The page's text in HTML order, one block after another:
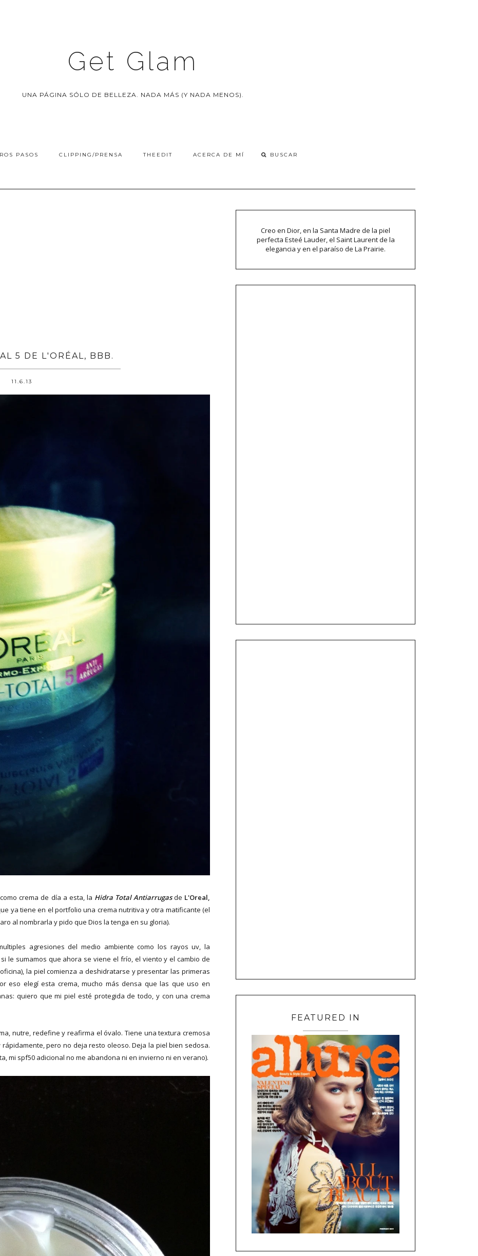
Get Glam
UNA PÁGINA SÓLO DE BELLEZA. NADA MÁS (Y NADA MENOS).
PASOS CLIPPING/PRENSA THEEDIT ACERCA DE MÍ
5 DE L'ORÉAL, BBB.
11.6.13
crema de día a esta, la Hidra Total Antiarrugasde L'Oreal,
ya tiene en el portfolio una crema nutritiva y otra matificante (el
al nombrarla y pido que Dios la tenga en su gloria).
agresiones del medio ambiente como los rayos uv, la
le sumamos que ahora se viene el frío, el viento y el cambio de
la piel comienza a deshidratarse y presentar las primeras
eso elegí esta crema, mucho más densa que las que uso en
quiero que mi piel esté protegida de todo, y con una crema
nutre, redefine y reafirma el óvalo. Tiene una textura cremosa
pero no deja resto oleoso. Deja la piel bien sedosa.
mi spf50 adicional no me abandona ni en invierno ni en verano).
Creo en Dior, en la Santa Madre de la piel
perfecta Esteé Lauder, el Saint Laurent de la
elegancia y en el paraíso de La Prairie.
FEATURED IN